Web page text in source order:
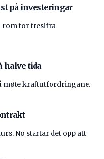
på investeringar
rom for tresifra
halve tida
møte kraftutfordringane.
No startar det opp att.